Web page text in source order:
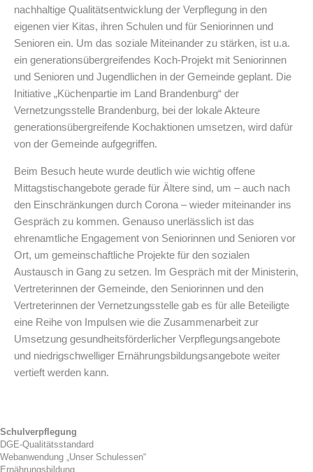
nachhaltige Qualitätsentwicklung der Verpflegung in den
eigenen vier Kitas, ihren Schulen und für Seniorinnen und
Senioren ein. Um das soziale Miteinander zu stärken, ist u.a.
ein generationsübergreifendes Koch-Projekt mit Seniorinnen
und Senioren und Jugendlichen in der Gemeinde geplant. Die
Initiative „Küchenpartie im Land Brandenburg“ der
Vernetzungsstelle Brandenburg, bei der lokale Akteure
generationsübergreifende Kochaktionen umsetzen, wird dafür
von der Gemeinde aufgegriffen.
Beim Besuch heute wurde deutlich wie wichtig offene
Mittagstischangebote gerade für Ältere sind, um – auch nach
den Einschränkungen durch Corona – wieder miteinander ins
Gespräch zu kommen. Genauso unerlässlich ist das
ehrenamtliche Engagement von Seniorinnen und Senioren vor
Ort, um gemeinschaftliche Projekte für den sozialen
Austausch in Gang zu setzen. Im Gespräch mit der Ministerin,
Vertreterinnen der Gemeinde, den Seniorinnen und den
Vertreterinnen der Vernetzungsstelle gab es für alle Beteiligte
eine Reihe von Impulsen wie die Zusammenarbeit zur
Umsetzung gesundheitsförderlicher Verpflegungsangebote
und niedrigschwelliger Ernährungsbildungsangebote weiter
vertieft werden kann.
Schulverpflegung
DGE-Qualitätsstandard
Webanwendung „Unser Schulessen“
Ernährungsbildung